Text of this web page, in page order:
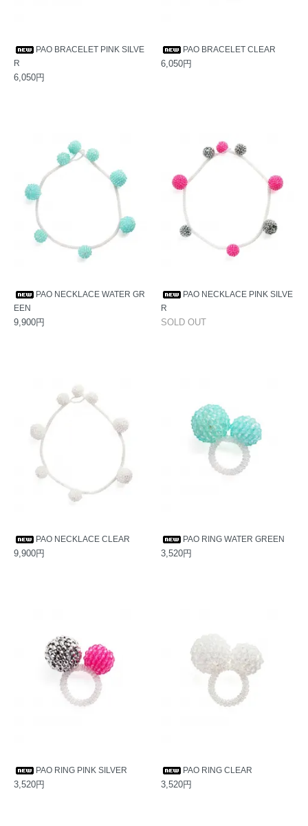
PAO BRACELET PINK SILVE
R
6,050円
PAO BRACELET CLEAR
6,050円
PAO NECKLACE WATER GR
EEN
9,900円
PAO NECKLACE PINK SILVE
R
SOLD OUT
PAO NECKLACE CLEAR
9,900円
PAO RING WATER GREEN
3,520円
PAO RING PINK SILVER
3,520円
PAO RING CLEAR
3,520円